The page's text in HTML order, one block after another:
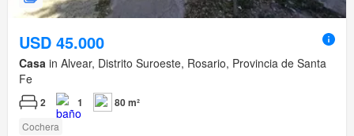
USD 45.000
Casa in Alvear, Distrito Suroeste, Rosario, Provincia de Santa
Fe
2 1 80 m²
Cochera